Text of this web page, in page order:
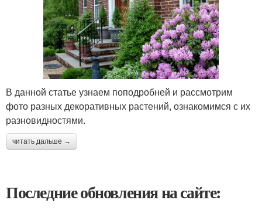
В данной статье узнаем поподробней и рассмотрим
фото разных декоративных растений, ознакомимся с их
разновидностями.
читать дальше →
Последние обновления на сайте: